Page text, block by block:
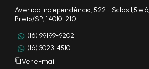
Avenida Independência, 522 - Salas 1,5 e
Preto/SP, 14010-210
(16) 99199-9202
(16) 3023-4510
Ver e-mail